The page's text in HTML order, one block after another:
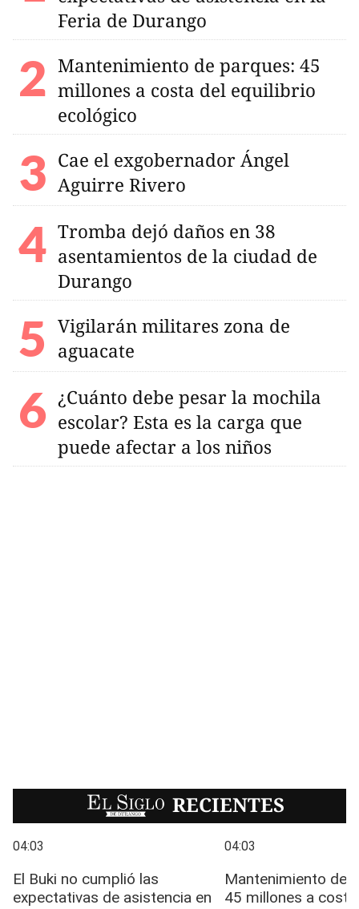
Feria de Durango
Mantenimiento de parques: 45
millones a costa del equilibrio
ecológico
Cae el exgobernador Ángel
Aguirre Rivero
Tromba dejó daños en 38
asentamientos de la ciudad de
Durango
Vigilarán militares zona de
aguacate
¿Cuánto debe pesar la mochila
escolar? Esta es la carga que
puede afectar a los niños
EL SIGLO RECIENTES